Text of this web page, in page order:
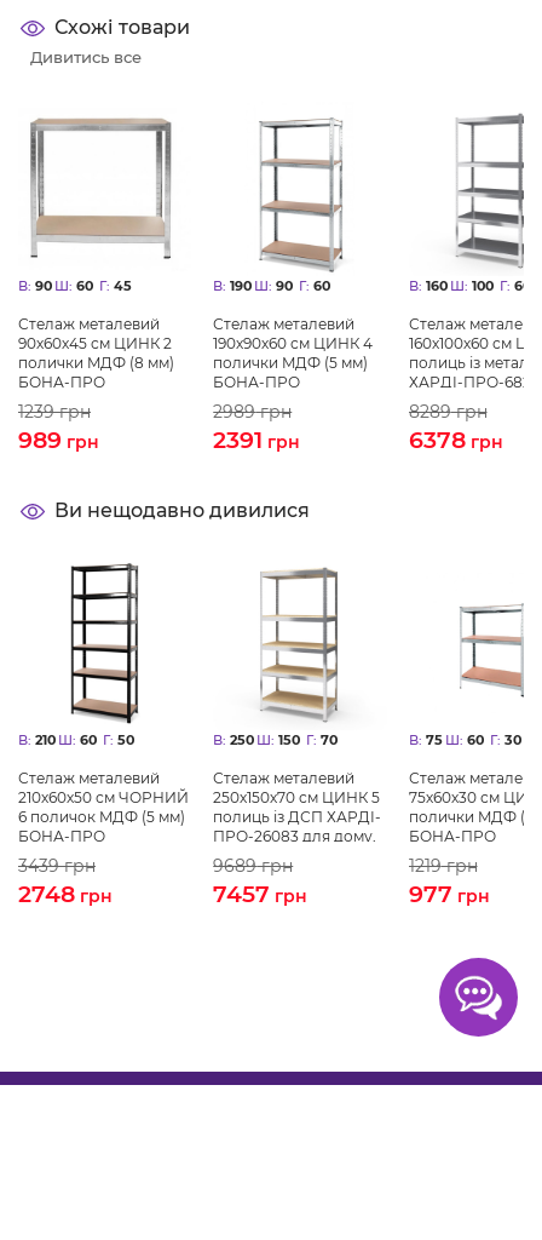
Схожі товари
Дивитись все
В: 90 Ш: 60 Г: 45
Стелаж металевий
90х60х45 см ЦИНК 2
полички MДФ (8 мм)
БОНА-ПРО
1239грн
989 грн
В: 190 Ш: 90 Г: 60
Стелаж металевий
190х90х60 см ЦИНК 4
полички MДФ (5 мм)
БОНА-ПРО
2989грн
2391 грн
В: 160 Ш: 100 Г: 60
Стелаж
160х100х60 см
полиць із металу
ХАРДІ-ПРО-6829
дому, магазину,
складу
8289грн
6378грн
Ви нещодавно дивилися
В: 210 Ш: 60 Г: 50
Стелаж металевий
210х60х50 см ЧОРНИЙ
6 поличок MДФ (5 мм)
БОНА-ПРО
3439грн
2748 грн
В: 250 Ш: 150 Г: 70
Стелаж металевий
250х150х70 см ЦИНК 5
полиць із ДСП ХАРДІ-
ПРО-26083 для дому,
магазину, складу
9689грн
7457 грн
В: 75 Ш: 60 Г: 30
Стелаж
75х60х30 см
полички MДФ (5
БОНА-ПРО
1219грн
977 грн